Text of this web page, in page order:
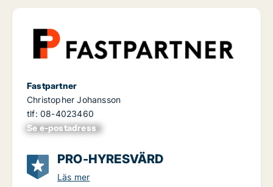
Fastpartner
Christopher Johansson
tlf: 08-4023460
Se e-postadress
xxxxxxxxxxxxxxx
PRO-HYRESVÄRD
Läs mer